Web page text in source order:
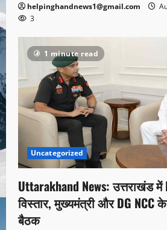
helpinghandnews1@gmail.com
3
1 minute read
Uncategorized
Uttarakhand News: उत्तराखंड में
विस्तार, मुख्यमंत्री और DG NCC
बैठक